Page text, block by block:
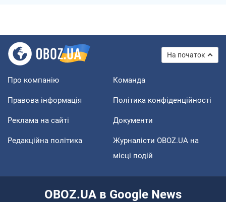
На початок
Про компанію Команда
Правова інформація Політика конфіденційності
Реклама на сайті Документи
Редакційна політика
Журналісти OBOZ.UA на
місці подій
OBOZ.UA в Google News